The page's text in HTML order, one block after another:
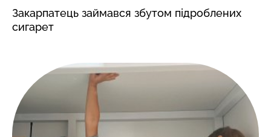
Закарпатець займався збутом підроблених
сигарет